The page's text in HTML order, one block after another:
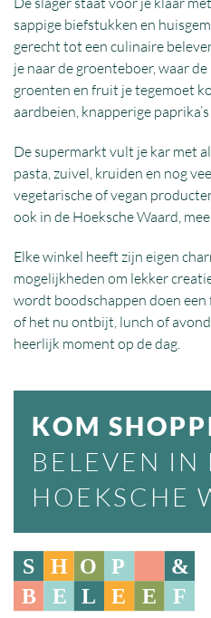
sappige biefstukken en
gerecht tot een culinaire
je naar de groenteboer, waar
groenten en fruit je tegemoet
aardbeien, knapperige
De supermarkt vult je kar met
pasta, zuivel, kruiden en nog
vegetarische of vegan
ook in de Hoeksche Waard,
Elke winkel heeft zijn eigen
mogelijkheden om lekker
wordt boodschappen doen een
of het nu ontbijt, lunch of
heerlijk moment op de dag.
KOM
BELEVEN IN
HOEKSCHE